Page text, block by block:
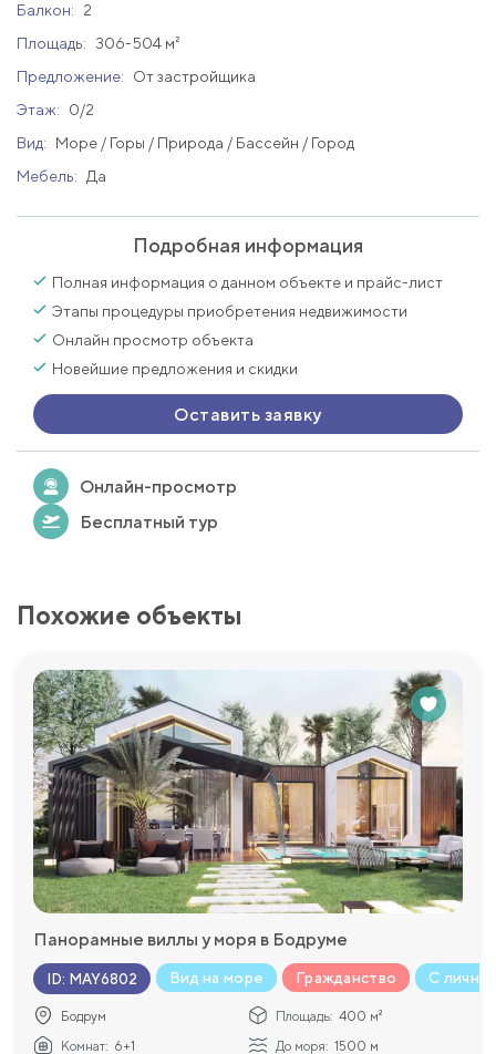
Балкон:
2
Площадь:
306-504 м²
Предложение:
От застройщика
Этаж:
0/2
Вид:
Море / Горы / Природа / Бассейн / Город
Мебель:
Да
Подробная информация
Полная информация о данном объекте и прайс-лист
Этапы процедуры приобретения недвижимости
Онлайн просмотр объекта
Новейшие предложения и скидки
Оставить заявку
Онлайн-просмотр
Бесплатный тур
Похожие объекты
Панорамные виллы у моря в Бодруме
ID: MAY6802 Вид на море Гражданство С
Бодрум Площадь: 400 м²
Комнат: 6+1 До моря: 1500 м